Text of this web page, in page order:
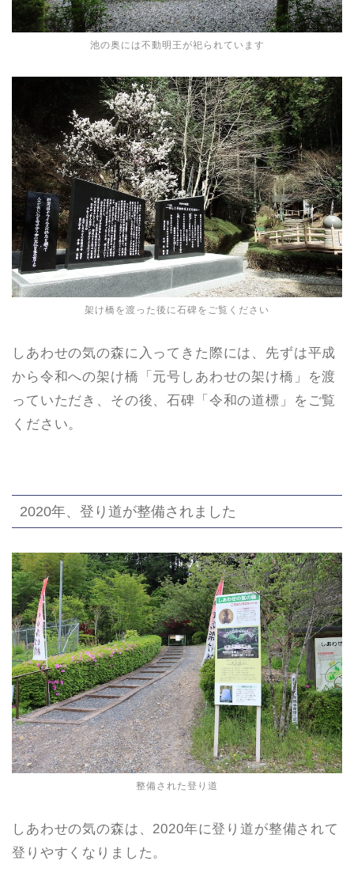
池の奥には不動明王が祀られています
架け橋を渡った後に石碑をご覧ください
しあわせの気の森に入ってきた際には、先ずは平成
から令和への架け橋「元号しあわせの架け橋」を渡
っていただき、その後、石碑「令和の道標」をご覧
ください。
2020年、登り道が整備されました
整備された登り道
しあわせの気の森は、2020年に登り道が整備されて
登りやすくなりました。